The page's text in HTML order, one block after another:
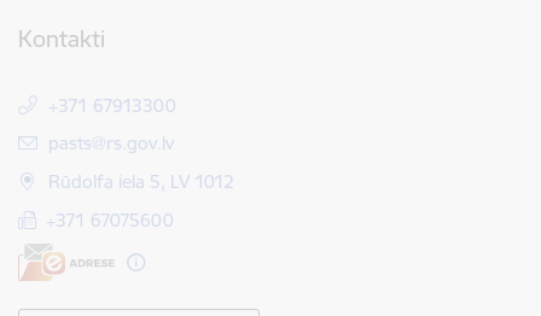
Kontakti
+371 67913300
E-pasts:
pasts@rs.gov.lv
Rūdolfa iela 5, LV 1012
+371 67075600